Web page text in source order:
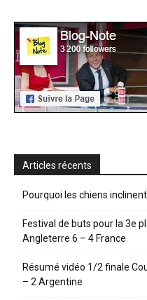
Articles récents
Pourquoi les chiens
Festival de buts pour la 3e
Angleterre 6 – 4 France
Résumé vidéo 1/2 finale
– 2 Argentine